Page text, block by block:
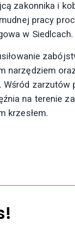
zakonnika i
pracy
w Siedlcach.
narzędziem
zarzutów
na terenie
krzesłem.